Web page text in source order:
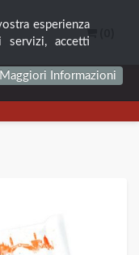
esperienza
accetti
Maggiori Informazioni